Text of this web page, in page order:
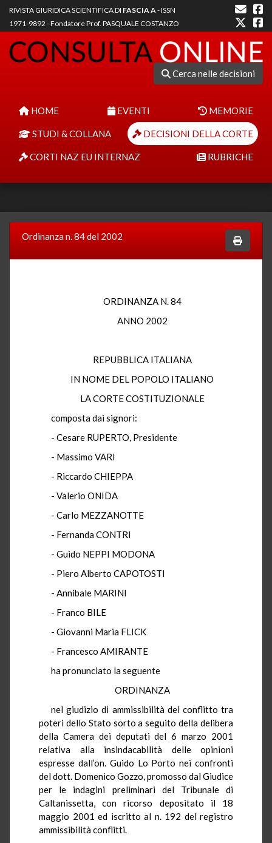
RIVISTA GIURIDICA SCIENTIFICA DI FASCIA A- ISSN
1971-9892 - Fondatore Prof. PASQUALE COSTANZO
Cerca nelle decisioni
HOME EVENTI MEMORIE
STUDI & COLLANA DECISIONI DELLA CORTE
CORTI NAZ EU INTERNAZ RUBRICHE
Ordinanza n. 84 del 2002
ORDINANZA N. 84
ANNO 2002
REPUBBLICA ITALIANA
IN NOME DEL POPOLO ITALIANO
LA CORTE COSTITUZIONALE
composta dai signori:
- Cesare RUPERTO, Presidente
- Massimo VARI
- Riccardo CHIEPPA
- Valerio ONIDA
- Carlo MEZZANOTTE
- Fernanda CONTRI
- Guido NEPPI MODONA
- Piero Alberto CAPOTOSTI
- Annibale MARINI
- Franco BILE
- Giovanni Maria FLICK
- Francesco AMIRANTE
ha pronunciato la seguente
ORDINANZA
nel giudizio di ammissibilità del conflitto tra
poteri dello Stato sorto a seguito della delibera
della Camera dei deputati del 6 marzo 2001
relativa alla insindacabilità delle opinioni
espresse dall’on. Guido Lo Porto nei confronti
del dott. Domenico Gozzo, promosso dal Giudice
per le indagini preliminari del Tribunale di
Caltanissetta, con ricorso depositato il 18
maggio 2001 ed iscritto al n. 192 del registro
ammissibilità conflitti.